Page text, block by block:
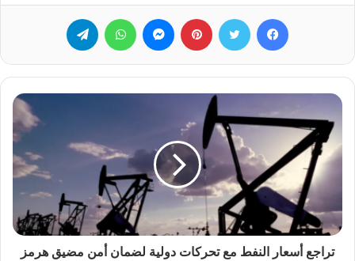
فيسبوك تويتر بينتيريست ماسنجر واتساب
تراجع أسعار النفط مع تحركات دولية لضمان أمن مضيق هرمز